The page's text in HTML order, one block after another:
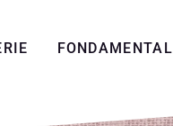
FONDAMENTAL